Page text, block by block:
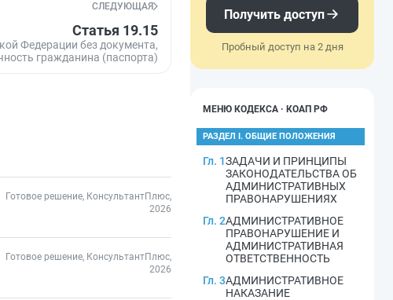
СЛЕДУЮЩАЯ
Статья 19.15
Федерации без документа,
гражданина (паспорта)
Готовое решение, КонсультантПлюс,
2026
Готовое решение, КонсультантПлюс,
2026
Получить доступ
Пробный доступ на 2 дня
МЕНЮ КОДЕКСА · КОАП РФ
РАЗДЕЛ I. ОБЩИЕ ПОЛОЖЕНИЯ
Гл. 1ЗАДАЧИ И ПРИНЦИПЫ
ЗАКОНОДАТЕЛЬСТВА ОБ
АДМИНИСТРАТИВНЫХ
ПРАВОНАРУШЕНИЯХ
Гл. 2АДМИНИСТРАТИВНОЕ
ПРАВОНАРУШЕНИЕ И
АДМИНИСТРАТИВНАЯ
ОТВЕТСТВЕННОСТЬ
Гл. 3АДМИНИСТРАТИВНОЕ
НАКАЗАНИЕ